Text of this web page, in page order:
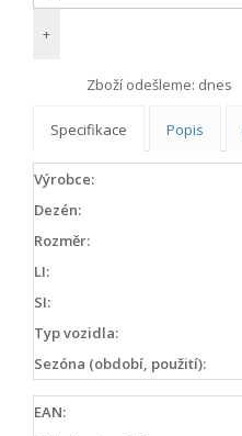
+
Zboží odešleme: dnes
Specifikace Popis
Výrobce:
Dezén:
Rozměr:
LI:
SI:
Typ vozidla:
Sezóna (období, použití):
EAN: